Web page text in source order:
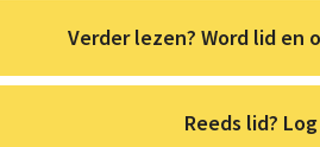
Verder lezen? Word lid
Reeds lid?